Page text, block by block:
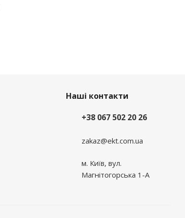
Наші контакти
+38 067 502 20 26
zakaz@ekt.com.ua
м. Київ, вул.
Магнітогорська 1-А